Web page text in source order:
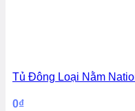
Tủ Đông Loại Nằm
0₫